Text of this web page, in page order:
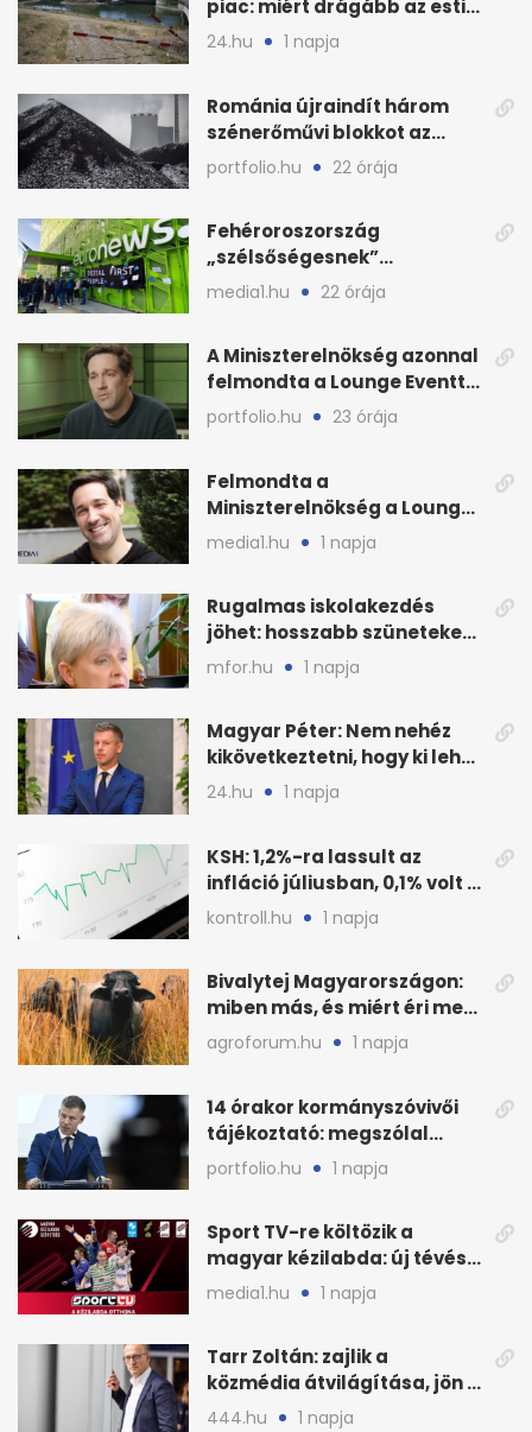
piac: miért drágább az esti
áram Magyarországon
24.hu 1 napja
Románia újraindít három
szénerőművi blokkot az
áramellátás stabilizálására
portfolio.hu 22 órája
Fehéroroszország
„szélsőségesnek”
minősítette az Euronews
media1.hu 22 órája
A Miniszterelnökség azonnal
felmondta a Lounge Eventtel
kötött szerződést
portfolio.hu 23 órája
Felmondta a
Miniszterelnökség a Lounge
Event keretszerződését
media1.hu 1 napja
Rugalmas iskolakezdés
jöhet: hosszabb szüneteket
javasolnak szeptembertől
mfor.hu 1 napja
Magyar Péter: Nem nehéz
kikövetkeztetni, hogy ki lehet
a három jelölt
24.hu 1 napja
KSH: 1,2%-ra lassult az
infláció júliusban, 0,1% volt a
havi áresés
kontroll.hu 1 napja
Bivalytej Magyarországon:
miben más, és miért éri meg
feldolgozni?
agroforum.hu 1 napja
14 órakor kormányszóvivői
tájékoztató: megszólal
Magyar Péter is
portfolio.hu 1 napja
Sport TV-re költözik a
magyar kézilabda: új tévés
megállapodás
media1.hu 1 napja
Tarr Zoltán: zajlik a
közmédia átvilágítása, jön a
nyilvános véleményezés
444.hu 1 napja